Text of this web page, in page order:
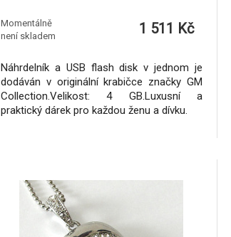
Momentálně
není skladem
1 511 Kč
Náhrdelník a USB flash disk v jednom je
dodáván v originální krabičce značky GM
Collection.Velikost: 4 GB.Luxusní a
praktický dárek pro každou ženu a dívku.